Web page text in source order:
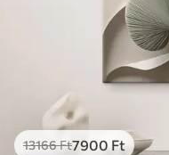
13166Ft7900 Ft